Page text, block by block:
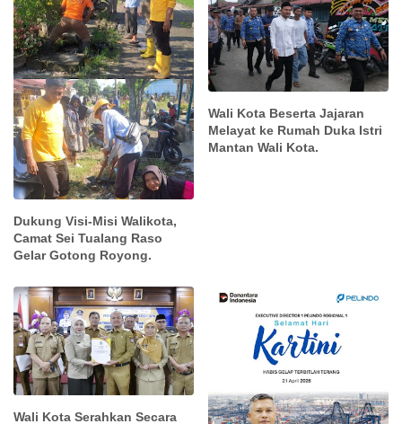
Dukung Visi-Misi Walikota,
Camat Sei Tualang Raso
Gelar Gotong Royong.
Wali Kota Beserta Jajaran
Melayat ke Rumah Duka Istri
Mantan Wali Kota.
Wali Kota Serahkan Secara